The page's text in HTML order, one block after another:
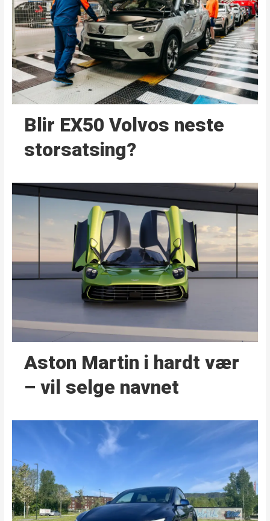
Blir EX50 Volvos neste
storsatsing?
Aston Martin i hardt vær
– vil selge navnet